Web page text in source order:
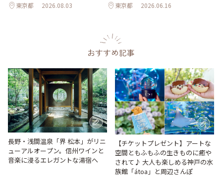
東京都 2026.08.03 東京都 2026.06.16
おすすめ記事
長野・浅間温泉「界 松本」がリニ
ューアルオープン。信州ワインと
音楽に浸るエレガントな湯宿へ
【チケットプレゼント】アートな
空間ともふもふの生きものに癒や
されて♪ 大人も楽しめる神戸の水
族館「átoa」と周辺さんぽ